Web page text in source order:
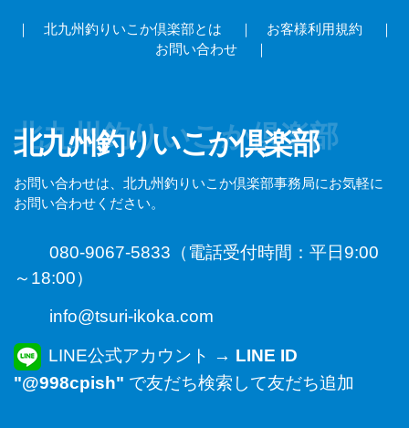
｜ 北九州釣りいこか倶楽部とは ｜ お客様利用規約
｜
お問い合わせ
｜
北九州釣りいこか倶楽部
北九州釣りいこか倶楽部
お問い合わせは、北九州釣りいこか倶楽部事務局にお気軽に
お問い合わせください。
080-9067-5833（電話受付時間：平日9:00
～18:00）
info@tsuri-ikoka.com
LINE公式アカウント → LINE ID
"@998cpish" で友だち検索して友だち追加